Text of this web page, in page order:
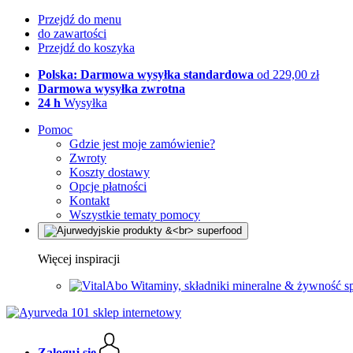
Przejdź do menu
do zawartości
Przejdź do koszyka
Polska: Darmowa wysyłka standardowa od 229,00 zł
Darmowa wysyłka zwrotna
24 h Wysyłka
Pomoc
Gdzie jest moje zamówienie?
Zwroty
Koszty dostawy
Opcje płatności
Kontakt
Wszystkie tematy pomocy
Więcej inspiracji
Witaminy, składniki mineralne & żywność